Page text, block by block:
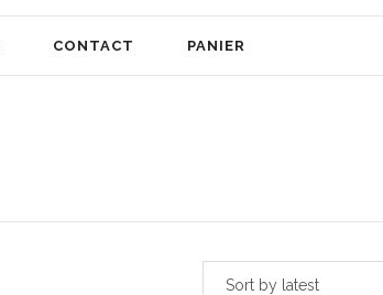
CONTACT PANIER
Sort by latest